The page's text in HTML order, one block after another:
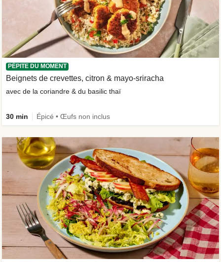
PÉPITE DU MOMENT
Beignets de crevettes, citron & mayo-sriracha
avec de la coriandre & du basilic thaï
30 min Épicé • Œufs non inclus